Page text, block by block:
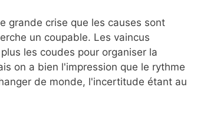
grande crise que les causes sont
un coupable. Les vaincus
les coudes pour organiser la
on a bien l'impression que le rythme
de monde, l'incertitude étant au